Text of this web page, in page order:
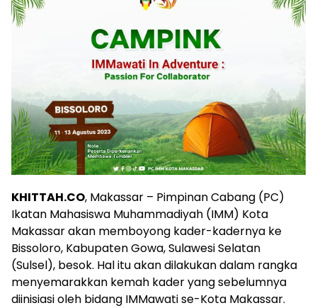
KHITTAH.CO, Makassar – Pimpinan Cabang (PC)
Ikatan Mahasiswa Muhammadiyah (IMM) Kota
Makassar akan memboyong kader-kadernya ke
Bissoloro, Kabupaten Gowa, Sulawesi Selatan
(Sulsel), besok. Hal itu akan dilakukan dalam rangka
menyemarakkan kemah kader yang sebelumnya
diinisiasi oleh bidang IMMawati se-Kota Makassar.